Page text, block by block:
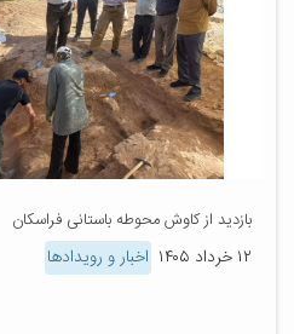
بازدید از کاوش محوطه باستانی فراسکان
۱۲ خرداد ۱۴۰۵ اخبار و رویدادها